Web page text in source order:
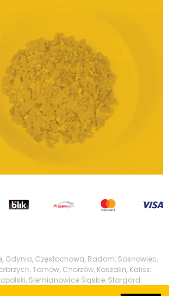
Gdynia, Częstochowa, Radom, Sosnowiec,
Tarnów, Chorzów, Koszalin, Kalisz,
Siemianowice Śląskie, Stargard